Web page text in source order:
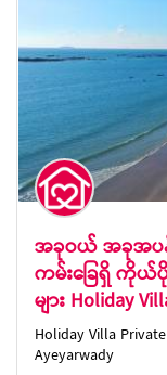
အခုဝယ် အခုအပန်
ကမ်းခြေရှိ ကိုယ်
များ Holiday
Holiday Villa
Ayeyarwady